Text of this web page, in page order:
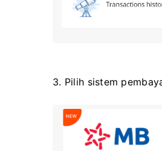
3. Pilih sistem